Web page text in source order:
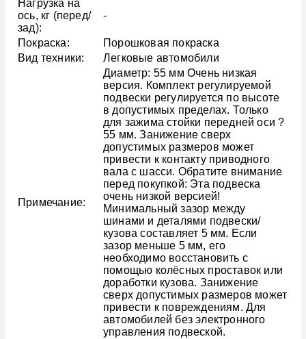
Нагрузка на
ось, кг (перед/
зад):
-
Покраска:
Порошковая покраска
Вид техники:
Легковые автомобили
Примечание:
Диаметр: 55 мм Очень низкая
версия. Комплект регулируемой
подвески регулируется по высоте
в допустимых пределах. Только
для зажима стойки передней оси ?
55 мм. Занижение сверх
допустимых размеров может
привести к контакту приводного
вала с шасси. Обратите внимание
перед покупкой: Эта подвеска
очень низкой версией!
Минимальный зазор между
шинами и деталями подвески/
кузова составляет 5 мм. Если
зазор меньше 5 мм, его
необходимо восстановить с
помощью колёсных проставок или
доработки кузова. Занижение
сверх допустимых размеров может
привести к повреждениям. Для
автомобилей без электронного
управления подвеской.